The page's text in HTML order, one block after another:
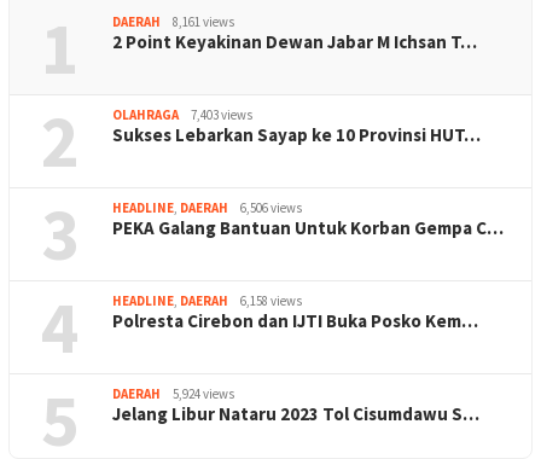
1 DAERAH 8,161 views
2 Point Keyakinan Dewan Jabar M Ichsan T…
2 OLAHRAGA 7,403 views
Sukses Lebarkan Sayap ke 10 Provinsi HUT…
3 HEADLINE, DAERAH 6,506 views
PEKA Galang Bantuan Untuk Korban Gempa C…
4 HEADLINE, DAERAH 6,158 views
Polresta Cirebon dan IJTI Buka Posko Kem…
5 DAERAH 5,924 views
Jelang Libur Nataru 2023 Tol Cisumdawu S…